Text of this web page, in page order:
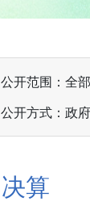
公开范围：全
公开方式：政
算